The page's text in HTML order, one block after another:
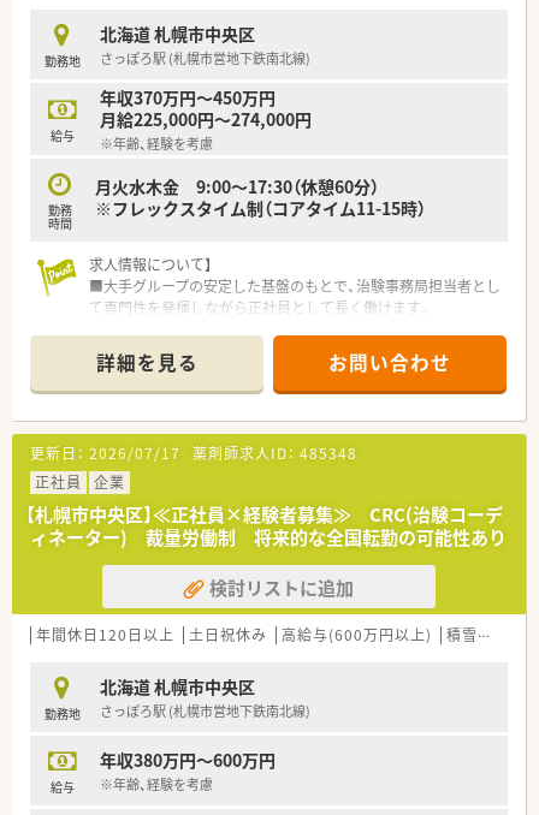
■入社直後に東京で約2週間にわたり実施される集合研修に、全
日程滞在して参加できることが必須の要件となります。
■医療業界や治験業界での営業経験がある方は大歓迎ですが、未
経験の方でも過去の交渉経験を活かして挑戦可能です。
【会社特徴】
■開発から販売まで一貫した支援体制を持つ大手グループの一
員であり、製薬企業と並ぶ高度な機能を有している点が強みで
す。
■医療領域にとどまらず、健康や未病・予防といった生活の全ス
す。
■倫理観を重んじる誠実な社風でありながら、新たな価値創造に
挑むフロンティア精神を大切にする専門家集団です。
勤務地
北海道 札幌市中央区
さっぽろ駅 (札幌市営地下鉄南北線)
給与
年収370万円～450万円
月給225,000円～274,000円
※年齢、経験を考慮
勤務
時間
月火水木金 9:00～17:30（休憩60分）
※フレックスタイム制（コアタイム11-15時）
求人情報について】
■大手グループの安定した基盤のもとで、治験事務局担当者とし
て専門性を発揮しながら正社員として長く働けます。
め、プライベートを大切にしながら無理なく継続できます。
■計4.4ヶ月分の賞与支給実績があり、日々の実務に対する貢献
がしっかりと収入に反映される納得感の高い求人です。
【募集背景と求める人物像について】
■ヘルスケア事業のさらなる加速と体制強化を見据えた増員募
集であり、即戦力として現場を支える新たな仲間を求めます。
■時代のニーズに柔軟に対応できる姿勢と、新たな価値を共に創
造していくフロンティア精神をお持ちの方を歓迎します。
■医療の発展に寄与するという強い使命感を持ち、周囲の関係者
と誠実なコミュニケーションを築ける方を募っています。
【必要スキル・歓迎スキル】
■日本SMO協会公認のSMA資格を保有し、有効認定期間内であ
■採用後は東京で約2週間にわたり実施される新入社員研修に全
日程参加し、最新の法令や実務を再確認できる方を募集します。
■これまでの治験事務経験で培った高度な調整能力を活かしつ
【会社特徴】
詳細を見る お問い合わせ
更新日： 2026/07/17 薬剤師求人ID： 485348
正社員
企業
【札幌市中央区】≪正社員×経験者募集≫ CRC(治験コーデ
ィネーター) 裁量労働制 将来的な全国転勤の可能性あり
検討リストに追加
年間休日120日以上 土日祝休み 高給与(600万円以上) 積雪あり
勤務地
北海道 札幌市中央区
さっぽろ駅 (札幌市営地下鉄南北線)
給与
年収380万円～600万円
※年齢、経験を考慮